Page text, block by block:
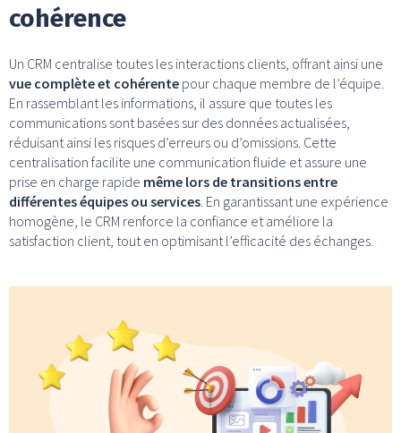
cohérence
Un CRM centralise toutes les interactions clients, offrant ainsi une
vue complète et cohérente pour chaque membre de l’équipe.
En rassemblant les informations, il assure que toutes les
communications sont basées sur des données actualisées,
réduisant ainsi les risques d’erreurs ou d’omissions. Cette
centralisation facilite une communication fluide et assure une
prise en charge rapide même lors de transitions entre
différentes équipes ou services. En garantissant une expérience
homogène, le CRM renforce la confiance et améliore la
satisfaction client, tout en optimisant l’efficacité des échanges.